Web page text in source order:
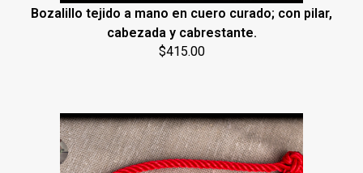
Bozalillo tejido a mano en cuero curado; con pilar,
cabezada y cabrestante.
$415.00